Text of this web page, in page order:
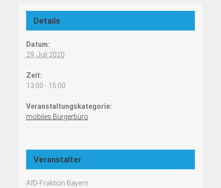
Details
Datum:
29. Juli 2020
Zeit:
13:00 - 15:00
Veranstaltungskategorie:
mobiles Bürgerbüro
Veranstalter
AfD-Fraktion Bayern